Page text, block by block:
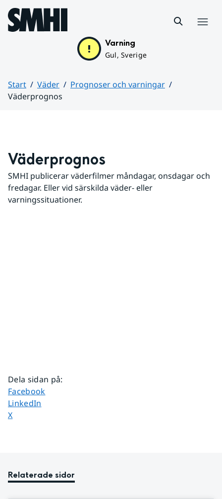
Hoppa till sidans innehåll
Varning
Gul, Sverige
Start Väder
Prognoser och varningar
Väderprognos
Väderprognos
SMHI publicerar väderfilmer måndagar, onsdagar och
fredagar. Eller vid särskilda väder- eller
varningssituationer.
Dela sidan på:
Dela sidan på
Facebook
Dela sidan på
LinkedIn
Dela sidan på
X
Relaterade sidor